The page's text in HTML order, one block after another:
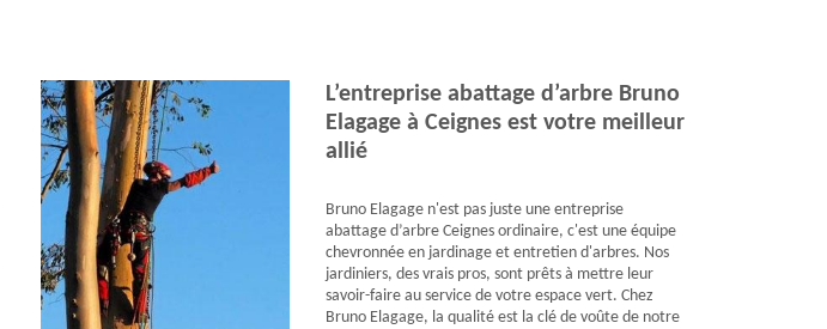
L’entreprise abattage d’arbre Bruno
Elagage à Ceignes est votre meilleur
allié
Bruno Elagage n'est pas juste une entreprise
abattage d’arbre Ceignes ordinaire, c'est une équipe
chevronnée en jardinage et entretien d'arbres. Nos
jardiniers, des vrais pros, sont prêts à mettre leur
savoir-faire au service de votre espace vert. Chez
Bruno Elagage, la qualité est la clé de voûte de notre